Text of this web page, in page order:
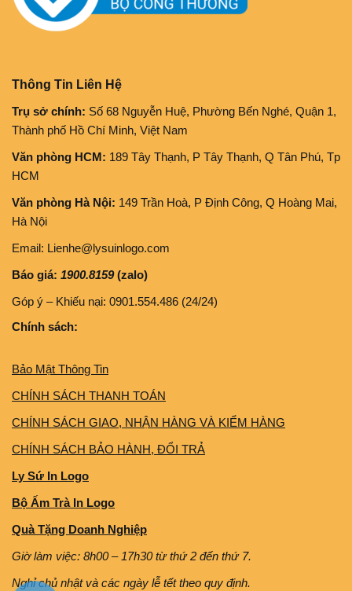
Thông Tin Liên Hệ
Trụ sở chính: Số 68 Nguyễn Huệ, Phường Bến Nghé, Quận 1,
Thành phố Hồ Chí Minh, Việt Nam
Văn phòng HCM: 189 Tây Thạnh, P Tây Thạnh, Q Tân Phú, Tp
HCM
Văn phòng Hà Nội: 149 Trần Hoà, P Định Công, Q Hoàng Mai,
Hà Nội
Email: Lienhe@lysuinlogo.com
Báo giá: 1900.8159(zalo)
Góp ý – Khiếu nại: 0901.554.486 (24/24)
Chính sách:
Bảo Mật Thông Tin
CHÍNH SÁCH THANH TOÁN
CHÍNH SÁCH GIAO, NHẬN HÀNG VÀ KIỂM HÀNG
CHÍNH SÁCH BẢO HÀNH, ĐỔI TRẢ
Ly Sứ In Logo
Bộ Ấm Trà In Logo
Quà Tặng Doanh Nghiệp
Giờ làm việc: 8h00 – 17h30 từ thứ 2 đến thứ 7.
Nghỉ chủ nhật và các ngày lễ tết theo quy định.